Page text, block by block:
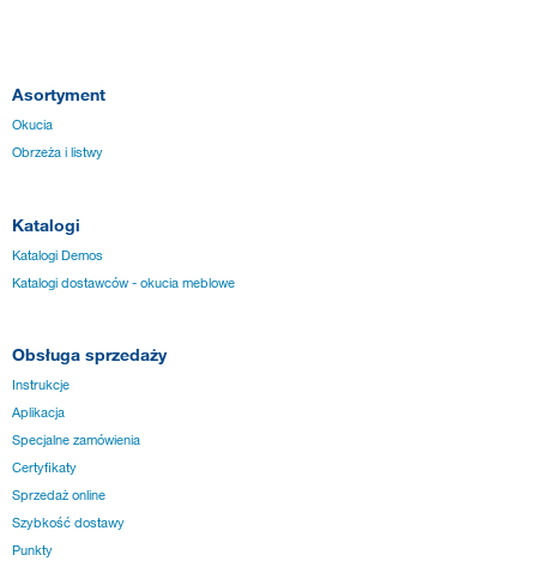
Asortyment
Okucia
Obrzeża i listwy
Katalogi
Katalogi Demos
Katalogi dostawców - okucia meblowe
Obsługa sprzedaży
Instrukcje
Aplikacja
Specjalne zamówienia
Certyfikaty
Sprzedaż online
Szybkość dostawy
Punkty